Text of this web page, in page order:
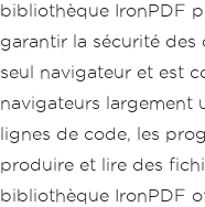
bibliothèque IronPDF
garantir la sécurité des
seul navigateur et est
navigateurs largement
lignes de code, les
produire et lire des
bibliothèque IronPDF